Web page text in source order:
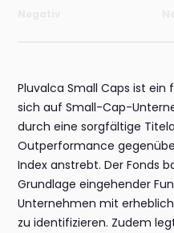
Pluvalca Small Caps ist ein
sich auf Small-Cap-
durch eine sorgfältige
Outperformance
Index anstrebt. Der Fonds
Grundlage eingehender
Unternehmen mit
zu identifizieren. Zudem